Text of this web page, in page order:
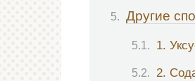
Другие
1.
2.